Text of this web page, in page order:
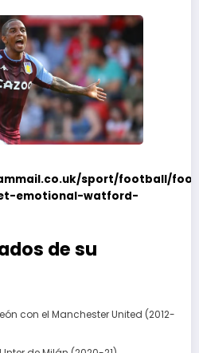
sport/football/
emotional-watford-
de su
con el Manchester United (2012-